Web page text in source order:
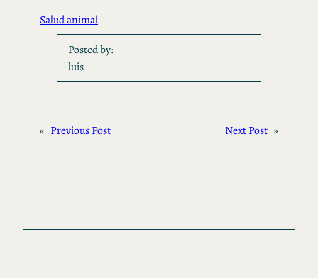
Salud animal
Posted by:
luis
« Previous Post Next Post »